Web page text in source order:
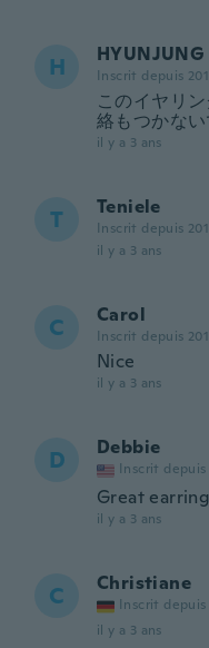
H HYUNJUNG
Inscrit depuis
このイヤリ
絡もつかない
il y a 3 ans
T Teniele
Inscrit depuis
il y a 3 ans
C Carol
Inscrit depuis
Nice
il y a 3 ans
D Debbie
Inscrit depuis
Great
il y a 3 ans
C Christiane
Inscrit depuis
il y a 3 ans